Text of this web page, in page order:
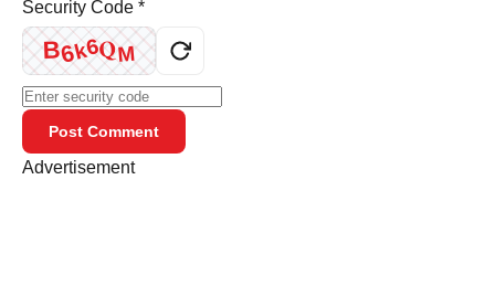
Security Code *
B6k6QM
Post Comment
Advertisement